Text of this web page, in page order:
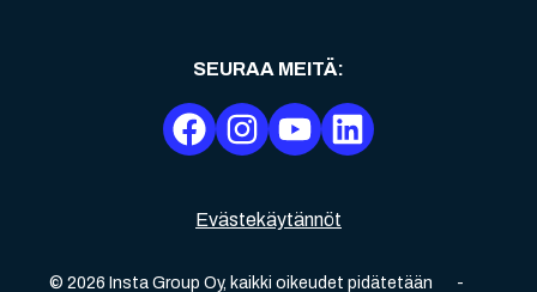
Evästekäytännöt
© 2026 Insta Group Oy, kaikki oikeudet pidätetään
-
SEURAA MEITÄ: